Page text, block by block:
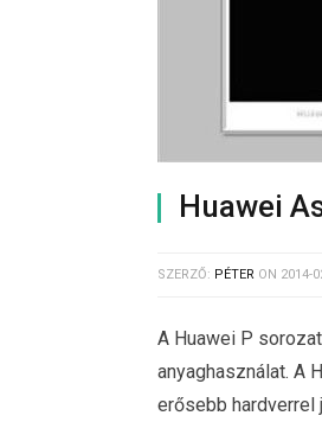
Huawei
SZERZŐ: PÉTER ON 2014-
A Huawei P
anyaghasználat. A
erősebb hardverrel